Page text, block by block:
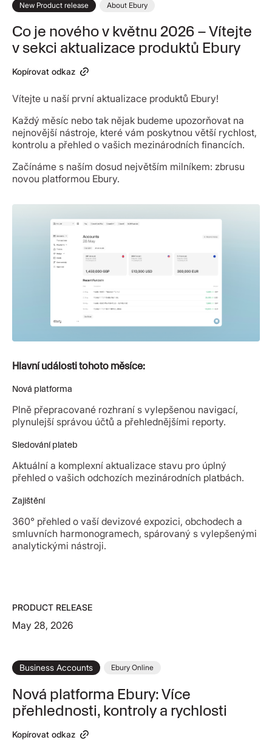
New Product release About Ebury
Co je nového v květnu 2026 – Vítejte
v sekci aktualizace produktů Ebury
Kopírovat odkaz
Vítejte u naší první aktualizace produktů Ebury!
Každý měsíc nebo tak nějak budeme upozorňovat na
nejnovější nástroje, které vám poskytnou větší rychlost,
kontrolu a přehled o vašich mezinárodních financích.
Začínáme s naším dosud největším milníkem: zbrusu
novou platformou Ebury.
Hlavní události tohoto měsíce:
Nová platforma
Plně přepracované rozhraní s vylepšenou navigací,
plynulejší správou účtů a přehlednějšími reporty.
Sledování plateb
Aktuální a komplexní aktualizace stavu pro úplný
přehled o vašich odchozích mezinárodních platbách.
Zajištění
360° přehled o vaší devizové expozici, obchodech a
smluvních harmonogramech, spárovaný s vylepšenými
analytickými nástroji.
PRODUCT RELEASE
May 28, 2026
Business Accounts Ebury Online
Nová platforma Ebury: Více
přehlednosti, kontroly a rychlosti
Kopírovat odkaz